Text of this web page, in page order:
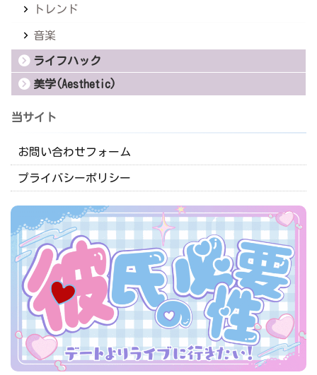
音楽
ライフハック
美学(Aesthetic)
当サイト
お問い合わせフォーム
プライバシーポリシー
彼氏の必要性を感じなかった私はデートよりライブ・